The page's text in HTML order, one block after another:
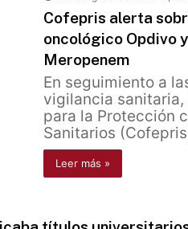
Cofepris alerta
oncológico Opdivo
Meropenem
En seguimiento a
vigilancia sanitaria,
para la Protección
Sanitarios
Leer más »